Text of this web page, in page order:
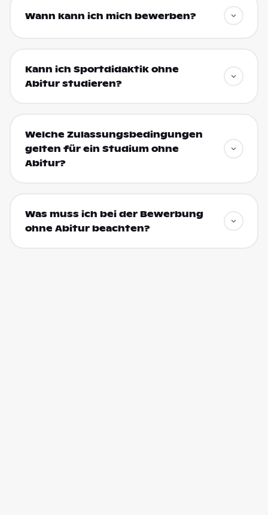
Wann kann ich mich bewerben?
Kann ich Sportdidaktik ohne
Abitur studieren?
Welche Zulassungsbedingungen
gelten für ein Studium ohne
Abitur?
Was muss ich bei der Bewerbung
ohne Abitur beachten?